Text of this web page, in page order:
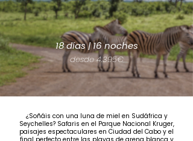
18 días | 16 noches
desde 4.395€
¿Soñáis con una luna de miel en Sudáfrica y
Seychelles? Safaris en el Parque Nacional Kruger,
paisajes espectaculares en Ciudad del Cabo y el